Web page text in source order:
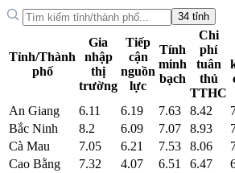
34 tỉnh
Tỉnh/Thành
phố
Gia
nhập
thị
trường
Tiếp
cận
nguồn
lực
Tính
minh
bạch
Chi
phí
tuân
thủ
TTHC
An Giang
6.11 6.19 7.63 8.42
Bắc Ninh
8.2 6.09 7.07 8.93
Cà Mau
7.05 6.21 7.53 8.06
Cao Bằng
7.32 4.07 6.51 6.47